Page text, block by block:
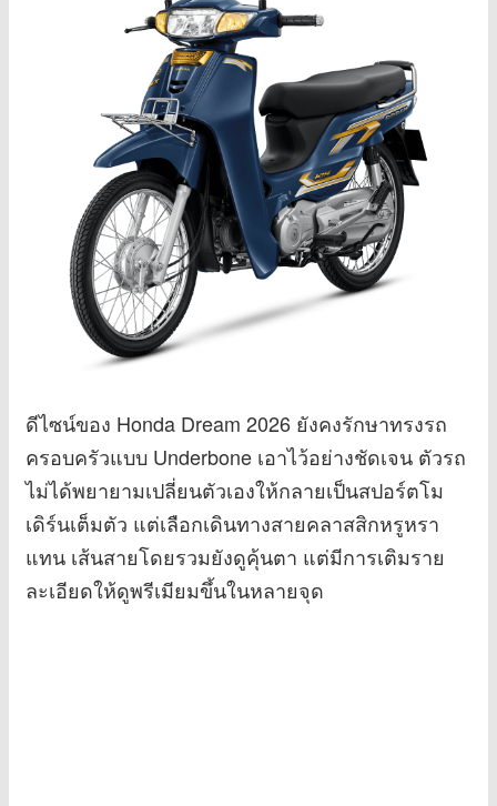
ดีไซน์ของ Honda Dream 2026 ยังคงรักษาทรงรถ
ครอบครัวแบบ Underbone เอาไว้อย่างชัดเจน ตัวรถ
ไม่ได้พยายามเปลี่ยนตัวเองให้กลายเป็นสปอร์ตโม
เดิร์นเต็มตัว แต่เลือกเดินทางสายคลาสสิกหรูหรา
แทน เส้นสายโดยรวมยังดูคุ้นตา แต่มีการเติมราย
ละเอียดให้ดูพรีเมียมขึ้นในหลายจุด